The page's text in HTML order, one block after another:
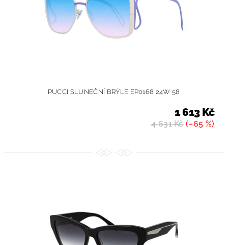
PUCCI SLUNEČNÍ BRÝLE EP0168 24W 58
4 631 Kč(–65 %)
1 613 Kč